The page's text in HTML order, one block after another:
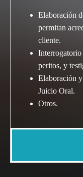
Elaboración
permitan
cliente.
Interrogatorio
peritos, y
Elaboración
Juicio Oral.
Otros.